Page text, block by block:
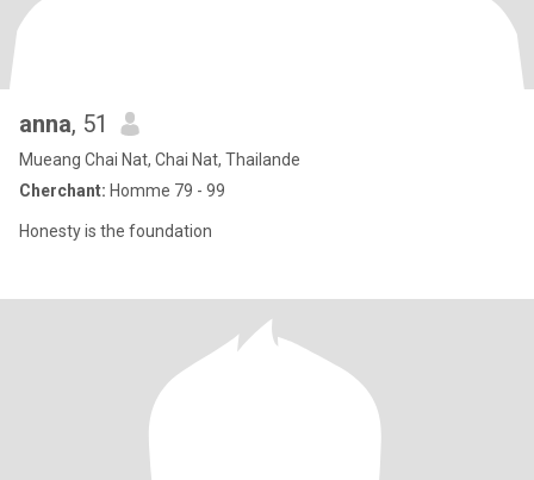
anna, 51
Mueang Chai Nat, Chai Nat, Thailande
Cherchant: Homme 79 - 99
Honesty is the foundation